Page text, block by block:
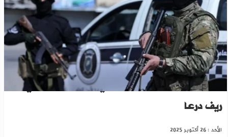
مقتل عنصر من الأمن الداخلي خلال مداهمة في
ريف درعا
الأحد : 26 أكتوبر 2025